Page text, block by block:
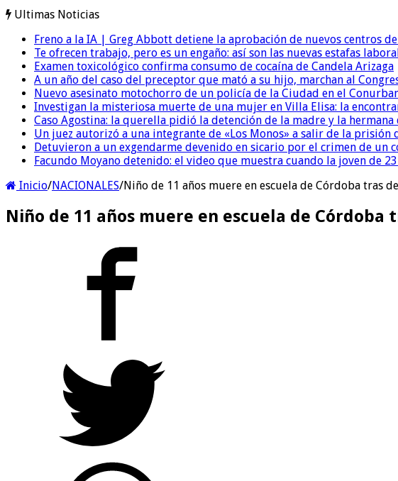
Ultimas Noticias
Freno a la IA | Greg Abbott detiene la aprobación de nuevos centros
Te ofrecen trabajo, pero es un engaño: así son las nuevas estafas
Examen toxicológico confirma consumo de cocaína de Candela Arizaga
A un año del caso del preceptor que mató a su hijo, marchan al
Nuevo asesinato motochorro de un policía de la Ciudad en el
Investigan la misteriosa muerte de una mujer en Villa Elisa: la
Caso Agostina: la querella pidió la detención de la madre y la
Un juez autorizó a una integrante de «Los Monos» a salir de la
Detuvieron a un exgendarme devenido en sicario por el crimen de un
Facundo Moyano detenido: el video que muestra cuando la joven de
Inicio/NACIONALES/Niño de 11 años muere en escuela de Córdoba tras
Niño de 11 años muere en escuela de